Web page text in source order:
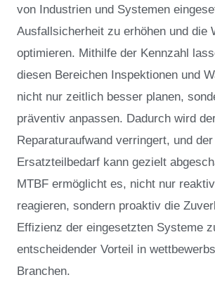
von Industrien und Systemen
Ausfallsicherheit zu erhöhen und die
optimieren. Mithilfe der Kennzahl
diesen Bereichen Inspektionen und
nicht nur zeitlich besser planen,
präventiv anpassen. Dadurch wird
Reparaturaufwand verringert, und der
Ersatzteilbedarf kann gezielt
MTBF ermöglicht es, nicht nur
reagieren, sondern proaktiv die
Effizienz der eingesetzten Systeme
entscheidender Vorteil in
Branchen.